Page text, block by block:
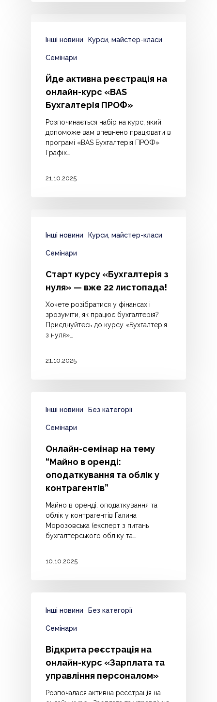
Інші новини Курси, майстер-класи
Семінари
Йде активна реєстрація на
онлайн-курс «BAS
Бухгалтерія ПРОФ»
Розпочинається набір на курс, який
допоможе вам впевнено працювати в
програмі «BAS Бухгалтерія ПРОФ»
️Графік…
21.10.2025
Інші новини Курси, майстер-класи
Семінари
Старт курсу «Бухгалтерія з
нуля» — вже 22 листопада!
Хочете розібратися у фінансах і
зрозуміти, як працює бухгалтерія?
Приєднуйтесь до курсу «Бухгалтерія
з нуля»…
21.10.2025
Інші новини Без категорії
Семінари
Онлайн-семінар на тему
“Майно в оренді:
оподаткування та облік у
контрагентів”
Майно в оренді: оподаткування та
облік у контрагентів Галина
Морозовська (експерт з питань
бухгалтерського обліку та…
10.10.2025
Інші новини Без категорії
Семінари
Відкрита реєстрація на
онлайн-курс «Зарплата та
управління персоналом»
Розпочалася активна реєстрація на